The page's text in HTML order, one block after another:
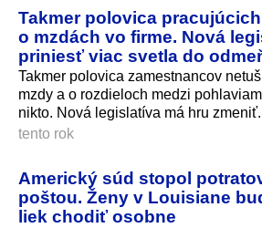
Takmer polovica
o mzdách vo firme. Nová
priniesť viac svetla do
Takmer polovica zamestnancov
mzdy a o rozdieloch medzi
nikto. Nová legislatíva má hru zmeniť.
tento rok
Americký súd stopol
poštou. Ženy v Louisiane
liek chodiť osobne